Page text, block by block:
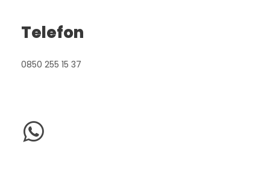
Telefon
0850 255 15 37